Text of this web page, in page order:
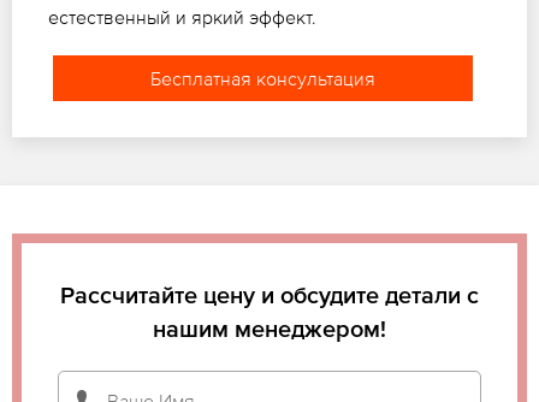
естественный и яркий эффект.
Бесплатная консультация
Рассчитайте цену и обсудите детали с
нашим менеджером!